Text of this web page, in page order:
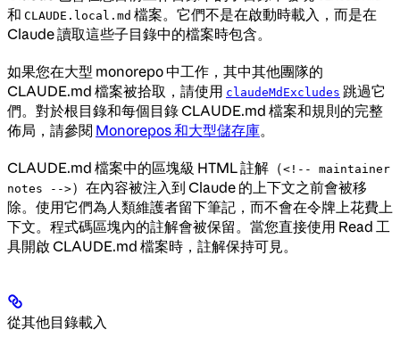
和 CLAUDE.local.md 檔案。它們不是在啟動時載入，而是在
Claude 讀取這些子目錄中的檔案時包含。
如果您在大型 monorepo 中工作，其中其他團隊的
CLAUDE.md 檔案被拾取，請使用 claudeMdExcludes 跳過它
們。對於根目錄和每個目錄 CLAUDE.md 檔案和規則的完整
佈局，請參閱 Monorepos 和大型儲存庫。
CLAUDE.md 檔案中的區塊級 HTML 註解（<!-- maintainer
notes -->）在內容被注入到 Claude 的上下文之前會被移
除。使用它們為人類維護者留下筆記，而不會在令牌上花費上
下文。程式碼區塊內的註解會被保留。當您直接使用 Read 工
具開啟 CLAUDE.md 檔案時，註解保持可見。
從其他目錄載入